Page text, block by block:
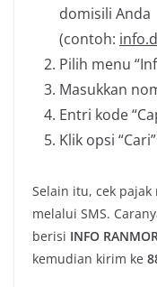
domisili Anda
(contoh:
Pilih menu
Masukkan
Entri kode
Klik opsi “Cari”
Selain itu, cek
melalui SMS.
berisi INFO
kemudian kirim ke